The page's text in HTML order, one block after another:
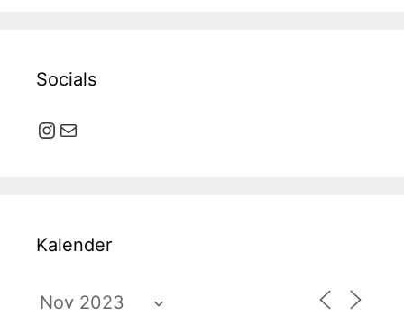
Socials
Instagram
E-Mail
Kalender